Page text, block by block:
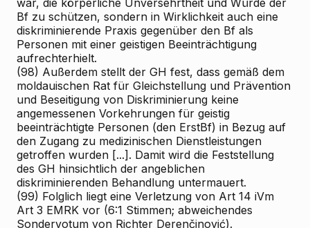
war, die körperliche Unversehrtheit und Würde der
Bf zu schützen, sondern in Wirklichkeit auch eine
diskriminierende Praxis gegenüber den Bf als
Personen mit einer geistigen Beeinträchtigung
aufrechterhielt.
(98) Außerdem stellt der GH fest, dass gemäß dem
moldauischen Rat für Gleichstellung und Prävention
und Beseitigung von Diskriminierung keine
angemessenen Vorkehrungen für geistig
beeinträchtigte Personen (den ErstBf) in Bezug auf
den Zugang zu medizinischen Dienstleistungen
getroffen wurden [...]. Damit wird die Feststellung
des GH hinsichtlich der angeblichen
diskriminierenden Behandlung untermauert.
(99) Folglich liegt eine Verletzung von Art 14 iVm
Art 3 EMRK vor (6:1 Stimmen; abweichendes
Sondervotum von Richter Derenčinović).